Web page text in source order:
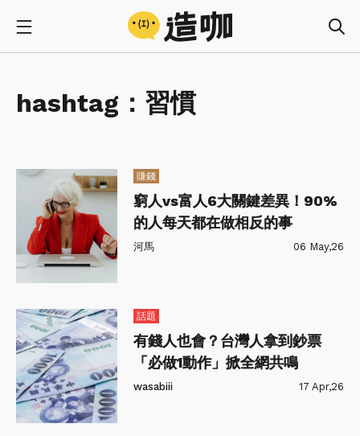
hashtag： 習慣
賺錢
窮人vs富人6大關鍵差異！90%
的人每天都在做相反的事
河馬 06 May,26
話題
有錢人也會？台灣人拿到鈔票
「必做1動作」掀全網共鳴
wasabiii 17 Apr,26